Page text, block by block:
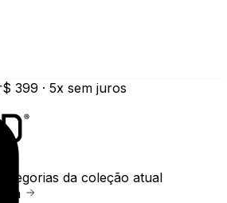
399 · 5x sem juros
da coleção atual